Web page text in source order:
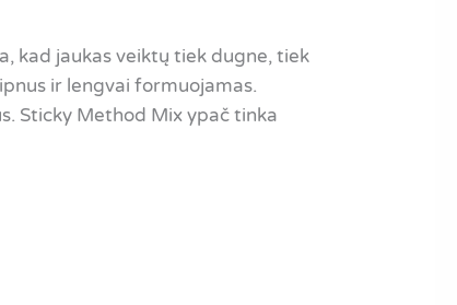
kad jaukas veiktų tiek dugne, tiek
ir lengvai formuojamas.
Sticky Method Mix ypač tinka